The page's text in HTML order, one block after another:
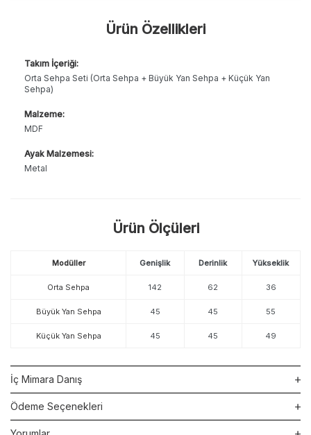
Ürün Özellikleri
Takım İçeriği:
Orta Sehpa Seti (Orta Sehpa + Büyük Yan Sehpa + Küçük Yan
Sehpa)
Malzeme:
MDF
Ayak Malzemesi:
Metal
Ürün Ölçüleri
Modüller Genişlik Derinlik Yükseklik
Orta Sehpa 142 62 36
Büyük Yan Sehpa 45 45 55
Küçük Yan Sehpa 45 45 49
İç Mimara Danış
Ödeme Seçenekleri